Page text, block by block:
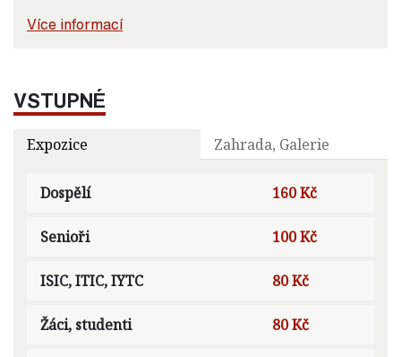
Více informací
VSTUPNÉ
Expozice Zahrada, Galerie
Dospělí 160 Kč
Senioři 100 Kč
ISIC, ITIC, IYTC 80 Kč
Žáci, studenti 80 Kč